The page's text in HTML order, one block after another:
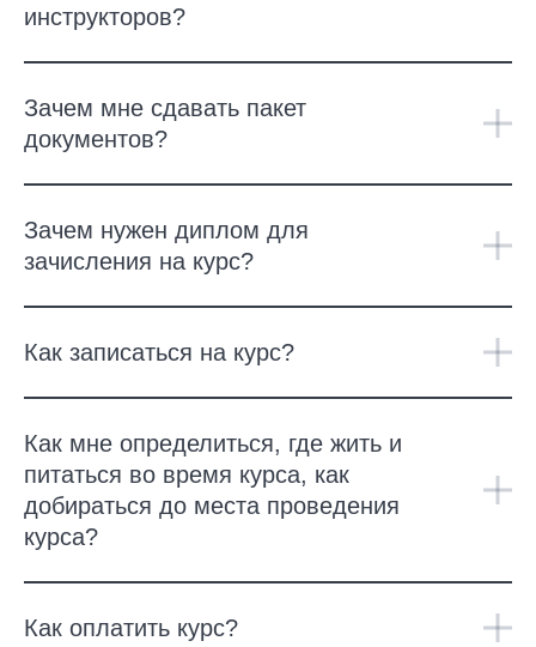
инструкторов?
Зачем мне сдавать пакет
документов?
Зачем нужен диплом для
зачисления на курс?
Как записаться на курс?
Как мне определиться, где жить и
питаться во время курса, как
добираться до места проведения
курса?
Как оплатить курс?